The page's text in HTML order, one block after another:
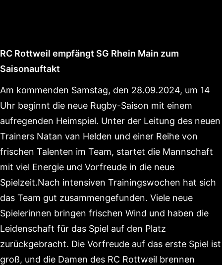
RC Rottweil empfängt SG Rhein Main zum
Saisonauftakt
Am kommenden Samstag, den 28.09.2024, um 14
Uhr beginnt die neue Rugby-Saison mit einem
aufregenden Heimspiel. Unter der Leitung des neuen
Trainers Natan van Helden und einer Reihe von
frischen Talenten im Team, startet die Mannschaft
mit viel Energie und Vorfreude in die neue
Spielzeit.Nach intensiven Trainingswochen hat sich
das Team gut zusammengefunden. Viele neue
Spielerinnen bringen frischen Wind und haben die
Leidenschaft für das Spiel auf den Platz
zurückgebracht. Die Vorfreude auf das erste Spiel ist
groß, und die Damen des RC Rottweil brennen